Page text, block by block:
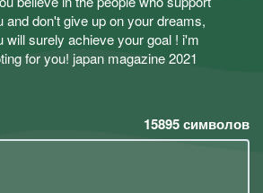
and don't give up on your dreams,
will surely achieve your goal ! i'm
for you! japan magazine 2021
15895символов